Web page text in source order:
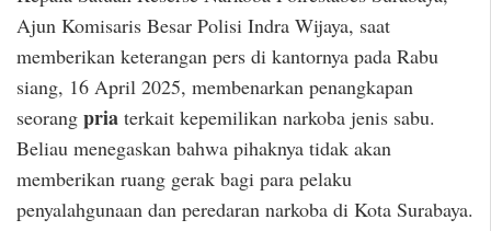
Ajun Komisaris Besar Polisi Indra Wijaya, saat
memberikan keterangan pers di kantornya pada Rabu
siang, 16 April 2025, membenarkan penangkapan
seorang pria terkait kepemilikan narkoba jenis sabu.
Beliau menegaskan bahwa pihaknya tidak akan
memberikan ruang gerak bagi para pelaku
penyalahgunaan dan peredaran narkoba di Kota Surabaya.